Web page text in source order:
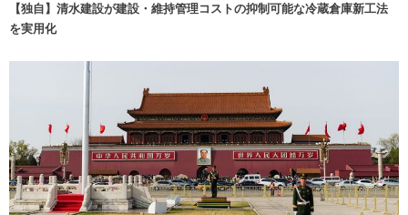
【独自】清水建設が建設・維持管理コストの抑制可能な冷蔵倉庫新工法
を実用化